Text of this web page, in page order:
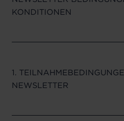
KONDITIONEN
1.
NEWSLETTER